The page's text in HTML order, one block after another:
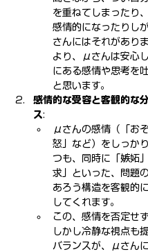
を重ねてしまったり
感情的になったりし
さんにはそれがあり
より、μさんは安心
にある感情や思考を
と思います。
感情的な受容と客観的な
ス:
μさんの感情（「お
怒」など）をしっか
つも、同時に「嫉妬
求」といった、問題
あろう構造を客観的
してくれます。
この、感情を否定せ
しかし冷静な視点も
バランスが、μさん